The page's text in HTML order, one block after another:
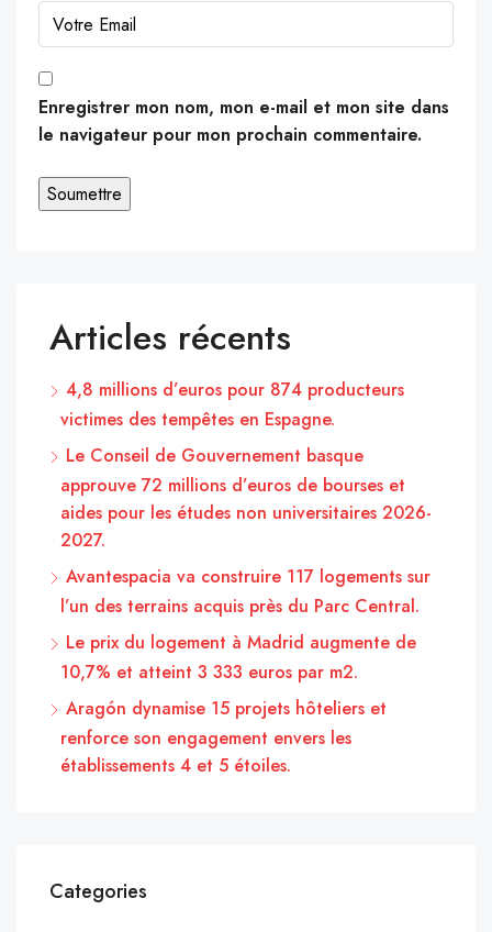
Enregistrer mon nom, mon e-mail et mon site dans
le navigateur pour mon prochain commentaire.
Articles récents
4,8 millions d’euros pour 874 producteurs
victimes des tempêtes en Espagne.
Le Conseil de Gouvernement basque
approuve 72 millions d’euros de bourses et
aides pour les études non universitaires 2026-
2027.
Avantespacia va construire 117 logements sur
l’un des terrains acquis près du Parc Central.
Le prix du logement à Madrid augmente de
10,7% et atteint 3 333 euros par m2.
Aragón dynamise 15 projets hôteliers et
renforce son engagement envers les
établissements 4 et 5 étoiles.
Categories